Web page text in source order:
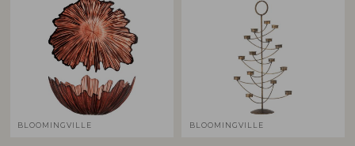
BLOOMINGVILLE BLOOMINGVILLE